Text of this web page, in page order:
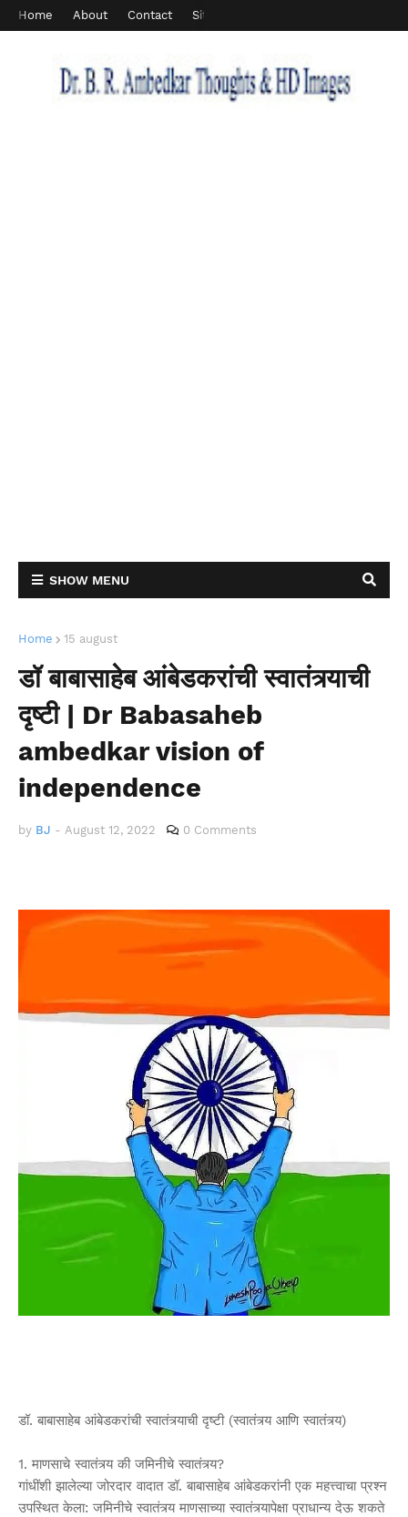
Home About Contact Sitemap
SHOW MENU
Home 15 august
डॉ बाबासाहेब आंबेडकरांची स्वातंत्र्याची
दृष्टी | Dr Babasaheb
ambedkar vision of
independence
by BJ - August 12, 2022 0 Comments
डॉ. बाबासाहेब आंबेडकरांची स्वातंत्र्याची दृष्टी (स्वातंत्र्य आणि स्वातंत्र्य)
1. माणसाचे स्वातंत्र्य की जमिनीचे स्वातंत्र्य?
गांधींशी झालेल्या जोरदार वादात डॉ. बाबासाहेब आंबेडकरांनी एक महत्त्वाचा प्रश्न
उपस्थित केला: जमिनीचे स्वातंत्र्य माणसाच्या स्वातंत्र्यापेक्षा प्राधान्य देऊ शकते